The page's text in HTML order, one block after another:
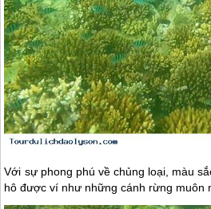
Với sự phong phú về chủng loại, màu
hô được ví như những cánh rừng muôn